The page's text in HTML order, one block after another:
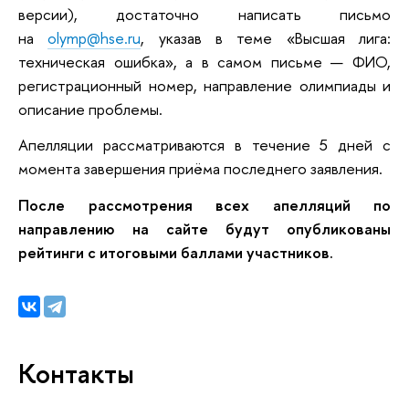
версии), достаточно написать письмо
наolymp@hse.ru, указав в теме «Высшая лига:
техническая ошибка», а в самом письме — ФИО,
регистрационный номер, направление олимпиады и
описание проблемы.
Апелляции рассматриваются в течение 5 дней с
момента завершения приёма последнего заявления.
После рассмотрения всех апелляций по
направлению на сайте будут опубликованы
рейтинги с итоговыми баллами участников.
Контакты